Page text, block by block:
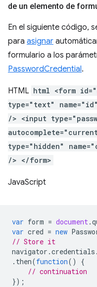
de un elemento de
En el siguiente código,
para asignar
formulario a los
PasswordCredential.
HTML html <form
type="text"
/> <input
type="hidden"
/> </form>
JavaScript
var form = document.
var cred = new
// Store it
navigator .credentials .
. then(function()
{
// continuation
});